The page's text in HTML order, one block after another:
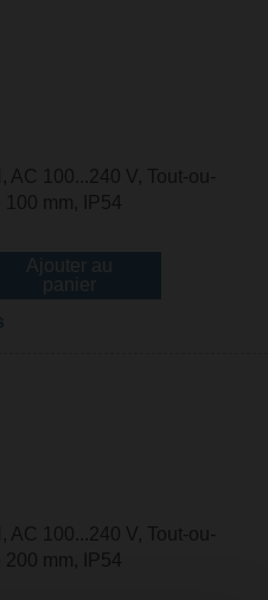
AC 100...240 V, Tout-ou-
100 mm, IP54
AC 100...240 V, Tout-ou-
200 mm, IP54